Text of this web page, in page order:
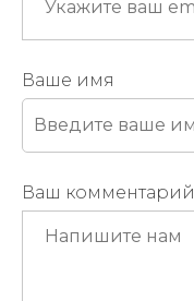
Ваше имя
Ваш комментарий